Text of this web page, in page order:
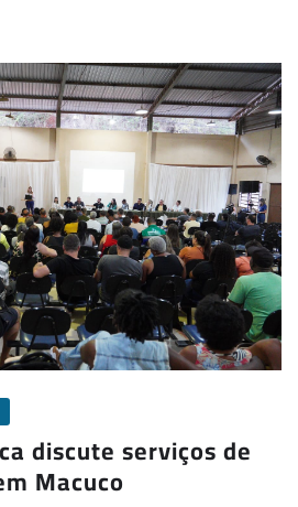
discute serviços de
Macuco